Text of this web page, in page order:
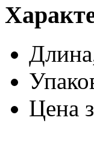
Цена